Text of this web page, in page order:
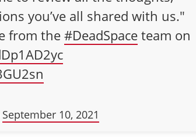
you’ve all shared with us."
from the #DeadSpace team on
September 10, 2021